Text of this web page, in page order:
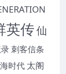
英传仙
刺客信条
时代 太阁